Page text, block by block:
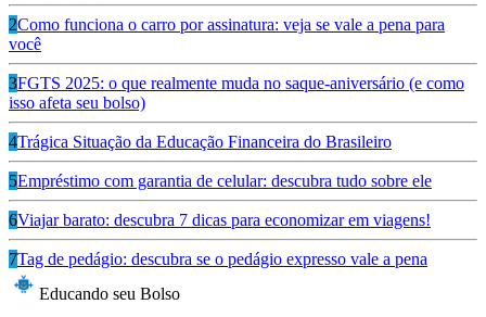
2Como funciona o carro por assinatura: veja se vale a pena para
você
3FGTS 2025: o que realmente muda no saque-aniversário (e como
isso afeta seu bolso)
4Trágica Situação da Educação Financeira do Brasileiro
5Empréstimo com garantia de celular: descubra tudo sobre ele
6Viajar barato: descubra 7 dicas para economizar em viagens!
7Tag de pedágio: descubra se o pedágio expresso vale a pena
Educando seu Bolso